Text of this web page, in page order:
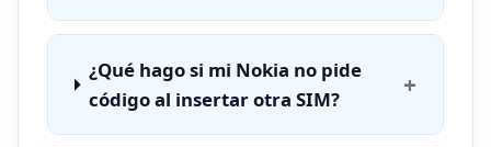
¿Qué hago si mi Nokia no pide
código al insertar otra SIM?
+